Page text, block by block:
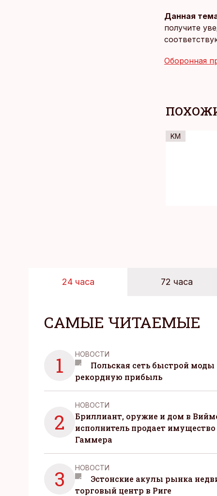
Данная
получите
Оборонная
KM
24 часа 72 часа
САМЫЕ ЧИТАЕМЫЕ
1 НОВОСТИ
Польская сеть быстрой моды
рекордную прибыль
2
НОВОСТИ
Бриллиант, оружие и дом в
исполнитель продает
Гаммера
3 НОВОСТИ
Эстонские акулы рынка
торговый центр в Риге